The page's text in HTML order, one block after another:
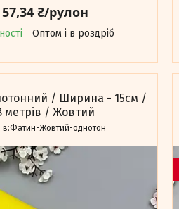
57,34 ₴/рулон
Оптом і в роздріб
/ Ширина - 15см /
метрів / Жовтий
в:Фатин-Жовтий-однотон